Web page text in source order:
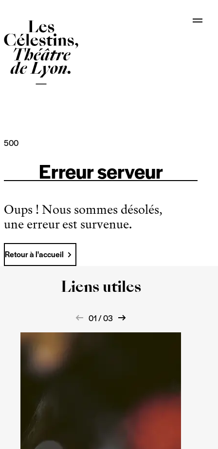
500
Erreur serveur
Oups ! Nous sommes désolés,
une erreur est survenue.
Retour à l'accueil
Liens utiles
01 / 03